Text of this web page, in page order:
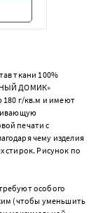
ткани 100%
ДОМИК»
180 г/кв.м и имеют
печати с
чему изделия
стирок. Рисунок по
особого
(чтобы уменьшить